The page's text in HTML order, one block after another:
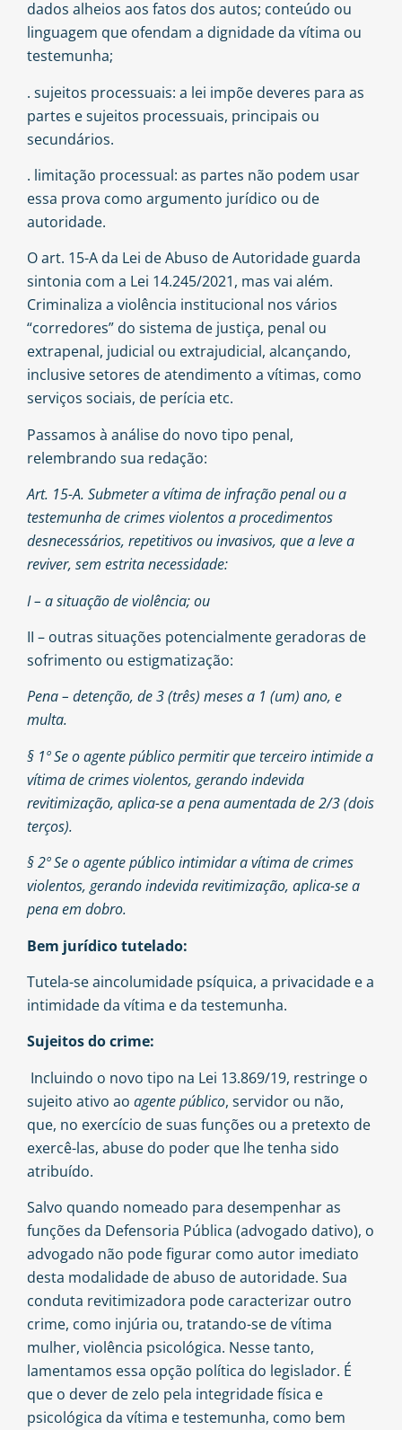
dados alheios aos fatos dos autos; conteúdo ou
linguagem que ofendam a dignidade da vítima ou
testemunha;
. sujeitos processuais: a lei impõe deveres para as
partes e sujeitos processuais, principais ou
secundários.
. limitação processual: as partes não podem usar
essa prova como argumento jurídico ou de
autoridade.
O art. 15-A da Lei de Abuso de Autoridade guarda
sintonia com a Lei 14.245/2021, mas vai além.
Criminaliza a violência institucional nos vários
“corredores” do sistema de justiça, penal ou
extrapenal, judicial ou extrajudicial, alcançando,
inclusive setores de atendimento a vítimas, como
serviços sociais, de perícia etc.
Passamos à análise do novo tipo penal,
relembrando sua redação:
Art. 15-A. Submeter a vítima de infração penal ou a
testemunha de crimes violentos a procedimentos
desnecessários, repetitivos ou invasivos, que a leve a
reviver, sem estrita necessidade:
I – a situação de violência; ou
II – outras situações potencialmente geradoras de
sofrimento ou estigmatização:
Pena – detenção, de 3 (três) meses a 1 (um) ano, e
multa.
§ 1º Se o agente público permitir que terceiro intimide a
vítima de crimes violentos, gerando indevida
revitimização, aplica-se a pena aumentada de 2/3 (dois
terços).
§ 2º Se o agente público intimidar a vítima de crimes
violentos, gerando indevida revitimização, aplica-se a
pena em dobro.
Bem jurídico tutelado:
Tutela-se aincolumidade psíquica, a privacidade e a
intimidade da vítima e da testemunha.
Sujeitos do crime:
Incluindo o novo tipo na Lei 13.869/19, restringe o
sujeito ativo ao agente público, servidor ou não,
que, no exercício de suas funções ou a pretexto de
exercê-las, abuse do poder que lhe tenha sido
atribuído.
Salvo quando nomeado para desempenhar as
funções da Defensoria Pública (advogado dativo), o
advogado não pode figurar como autor imediato
desta modalidade de abuso de autoridade. Sua
conduta revitimizadora pode caracterizar outro
crime, como injúria ou, tratando-se de vítima
mulher, violência psicológica. Nesse tanto,
lamentamos essa opção política do legislador. É
que o dever de zelo pela integridade física e
psicológica da vítima e testemunha, como bem